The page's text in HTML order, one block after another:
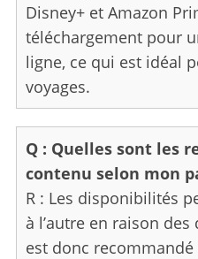
Disney+ et Amazon
téléchargement pour
ligne, ce qui est idéal
voyages.
Q : Quelles sont les
contenu selon mon
R : Les disponibilités
à l’autre en raison
est donc